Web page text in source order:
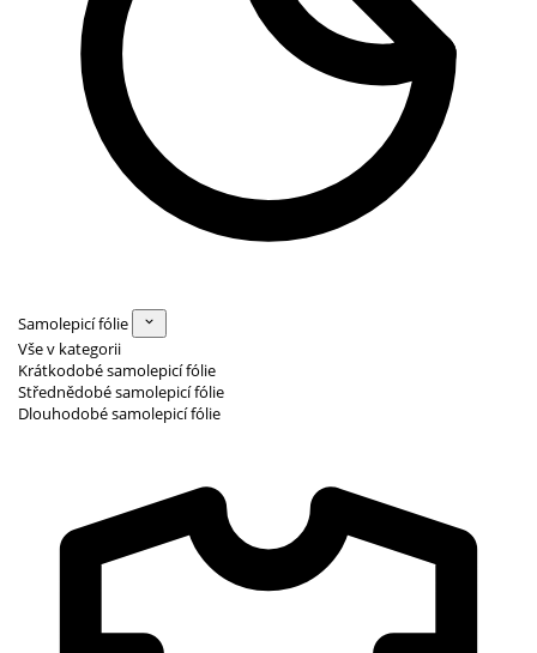
Samolepicí fólie
Vše v kategorii
Krátkodobé samolepicí fólie
Střednědobé samolepicí fólie
Dlouhodobé samolepicí fólie